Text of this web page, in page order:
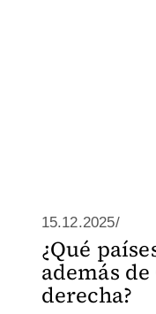
15.12.2025/
¿Qué
además
derecha?